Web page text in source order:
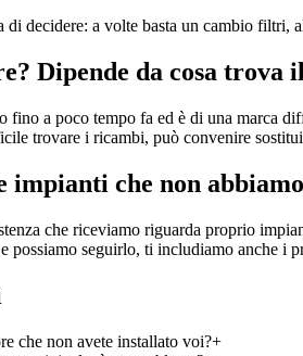
decidere: a volte basta un cambio filtri,
Dipende da cosa trova
fino a poco tempo fa ed è di una marca
trovare i ricambi, può convenire
impianti che non
che riceviamo riguarda proprio
possiamo seguirlo, ti includiamo anche
che non avete installato voi?+